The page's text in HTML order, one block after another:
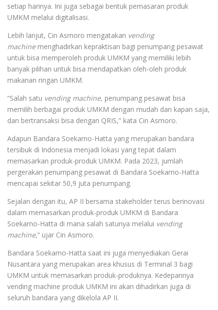
setiap harinya. Ini juga sebagai bentuk pemasaran produk
UMKM melalui digitalisasi.
Lebih lanjut, Cin Asmoro mengatakan vending
machinemenghadirkan kepraktisan bagi penumpang pesawat
untuk bisa memperoleh produk UMKM yang memiliki lebih
banyak pilihan untuk bisa mendapatkan oleh-oleh produk
makanan ringan UMKM.
“Salah satu vending machine, penumpang pesawat bisa
memilih berbagai produk UMKM dengan mudah dan kapan saja,
dan bertransaksi bisa dengan QRIS,” kata Cin Asmoro.
Adapun Bandara Soekarno-Hatta yang merupakan bandara
tersibuk di Indonesia menjadi lokasi yang tepat dalam
memasarkan produk-produk UMKM. Pada 2023, jumlah
pergerakan penumpang pesawat di Bandara Soekarno-Hatta
mencapai sekitar 50,9 juta penumpang.
Sejalan dengan itu, AP II bersama stakeholder terus berinovasi
dalam memasarkan produk-produk UMKM di Bandara
Soekarno-Hatta di mana salah satunya melalui vending
machine,” ujar Cin Asmoro.
Bandara Soekarno-Hatta saat ini juga menyediakan Gerai
Nusantara yang merupakan area khusus di Terminal 3 bagi
UMKM untuk memasarkan produk-produknya. Kedepannya
vending machine produk UMKM ini akan dihadirkan juga di
seluruh bandara yang dikelola AP II.